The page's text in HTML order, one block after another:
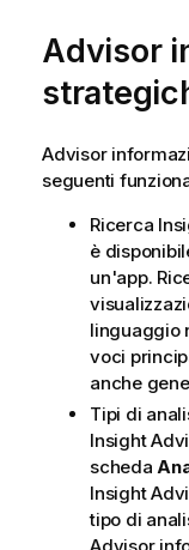
Advisor
Advisor
seguenti
Ricerca
è
un'app.
linguaggio
voci
anche
Tipi di
Insight
scheda
Insight
tipo di
Advisor